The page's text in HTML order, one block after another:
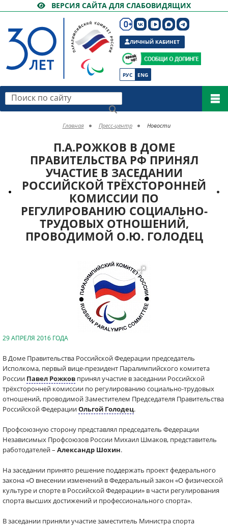
ВЕРСИЯ САЙТА ДЛЯ СЛАБОВИДЯЩИХ
РУС ENG
ЛИЧНЫЙ КАБИНЕТ
Поиск по сайту
Главная Пресс-центр Новости
П.А.РОЖКОВ В ДОМЕ
ПРАВИТЕЛЬСТВА РФ ПРИНЯЛ
УЧАСТИЕ В ЗАСЕДАНИИ
РОССИЙСКОЙ ТРЁХСТОРОННЕЙ
КОМИССИИ ПО
РЕГУЛИРОВАНИЮ СОЦИАЛЬНО-
ТРУДОВЫХ ОТНОШЕНИЙ,
ПРОВОДИМОЙ О.Ю. ГОЛОДЕЦ
29 АПРЕЛЯ 2016 ГОДА
В Доме Правительства Российской Федерации председатель
Исполкома, первый вице-президент Паралимпийского комитета
России Павел Рожков принял участие в заседании Российской
трёхсторонней комиссии по регулированию социально-трудовых
отношений, проводимой Заместителем Председателя Правительства
Российской ФедерацииОльгой Голодец.
Профсоюзную сторону представлял председатель Федерации
Независимых Профсоюзов России Михаил Шмаков, представитель
работодателей – Александр Шохин.
На заседании принято решение поддержать проект федерального
закона «О внесении изменений в Федеральный закон «О физической
культуре и спорте в Российской Федерации» в части регулирования
спорта высших достижений и профессионального спорта».
В заседании приняли участие заместитель Министра спорта